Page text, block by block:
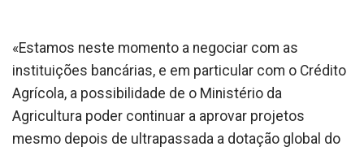
«Estamos neste momento a negociar com as
instituições bancárias, e em particular com o Crédito
Agrícola, a possibilidade de o Ministério da
Agricultura poder continuar a aprovar projetos
mesmo depois de ultrapassada a dotação global do